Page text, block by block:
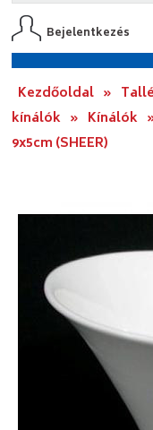
Bejelentkezés
Kezdőoldal »
kínálók » Kínálók
9x5cm (SHEER)